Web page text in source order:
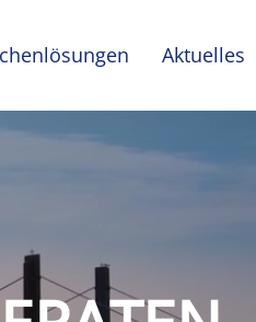
Aktuelles